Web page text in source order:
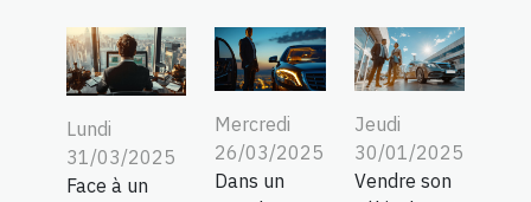
Lundi
31/03/2025
Face à un
Mercredi
26/03/2025
Dans un
Jeudi
30/01/2025
Vendre son